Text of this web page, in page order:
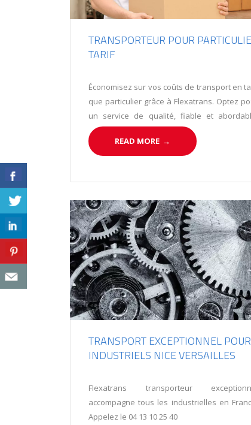
TRANSPORTEUR POUR
TARIF
Économisez sur vos coûts de transport en
que particulier grâce à Flexatrans. Optez
un service de qualité, fiable et
Planifiez, regroupez vos envois et
de tarifs compétitifs. Choisissez
votre partenaire de confiance pour
READ MORE →
TRANSPORT EXCEPTIONNEL POUR
INDUSTRIELS NICE VERSAILLES
Flexatrans transporteur
accompagne tous les industrielles en
Appelez le 04 13 10 25 40